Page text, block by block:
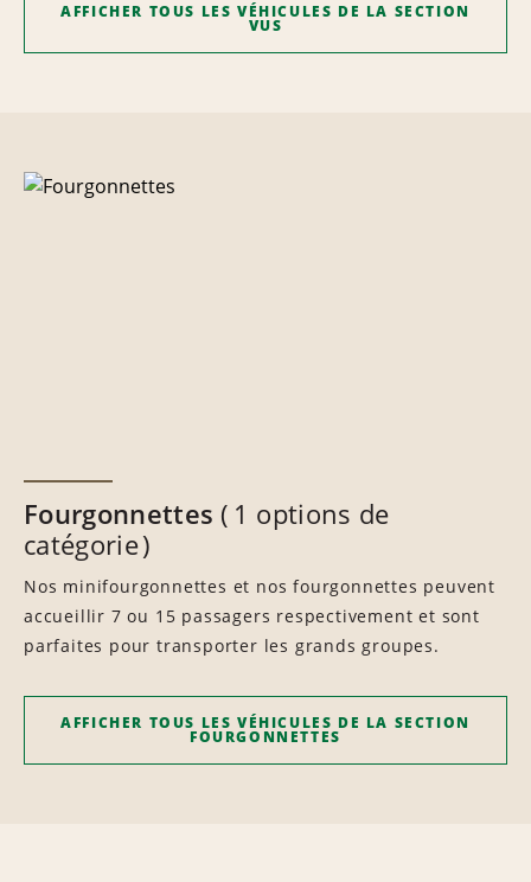
AFFICHER TOUS LES VÉHICULES DE LA SECTION
VUS
Fourgonnettes
1 options de
catégorie
Nos minifourgonnettes et nos fourgonnettes peuvent
accueillir 7 ou 15 passagers respectivement et sont
parfaites pour transporter les grands groupes.
AFFICHER TOUS LES VÉHICULES DE LA SECTION
FOURGONNETTES